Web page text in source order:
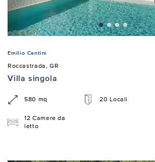
Emilio Cantini
Roccastrada, GR
Villa singola
580 mq 20 Locali
12 Camere da
letto